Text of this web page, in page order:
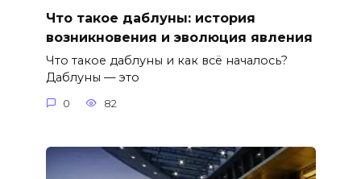
Что такое даблуны: история
возникновения и эволюция явления
Что такое даблуны и как всё началось?
Даблуны — это
0 82